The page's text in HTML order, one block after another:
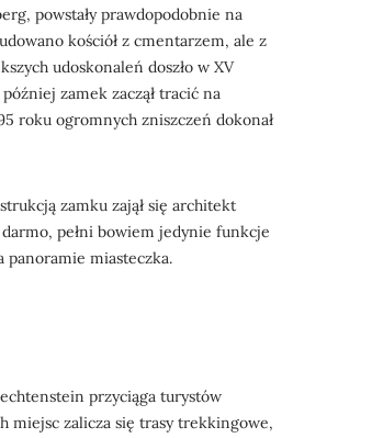
powstały prawdopodobnie na
kościół z cmentarzem, ale z
udoskonaleń doszło w XV
zamek zaczął tracić na
roku ogromnych zniszczeń dokonał
zamku zajął się architekt
pełni bowiem jedynie funkcje
miasteczka.
przyciąga turystów
miejsc zalicza się trasy trekkingowe,